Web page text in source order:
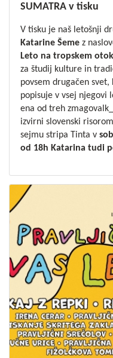
SUMATRA v tisku
V tisku je naš letošnji
Katarine Šeme z
Leto na tropskem
za študij kulture in
povsem drugačen
popisuje v vsej njegovi
ena od treh
izvirni slovenski
sejmu stripa Tinta v
od 18h Katarina tudi